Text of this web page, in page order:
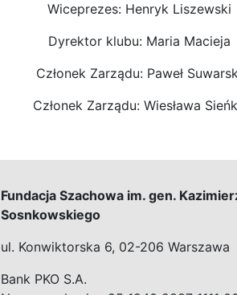
Wiceprezes: Henryk Liszewski
Dyrektor klubu: Maria Macieja
Członek Zarządu: Paweł
Członek Zarządu: Wiesława
Fundacja Szachowa im. gen.
Sosnkowskiego
ul. Konwiktorska 6, 02-206 Warszawa
Bank PKO S.A.